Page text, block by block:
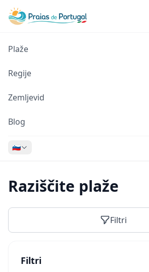
Plaže
Regije
Zemljevid
Blog
🇸🇮
Raziščite plaže
Filtri
Filtri